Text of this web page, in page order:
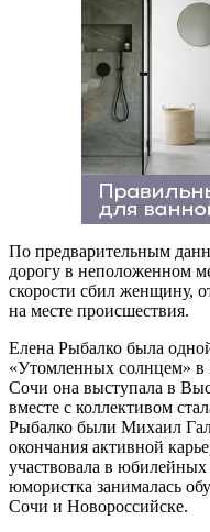
По предварительным
дорогу в неположенном
скорости сбил женщину,
на месте происшествия.
Елена Рыбалко была
«Утомленных солнцем» в
Сочи она выступала в
вместе с коллективом
Рыбалко были Михаил
окончания активной
участвовала в
юмористка занималась
Сочи и Новороссийске.